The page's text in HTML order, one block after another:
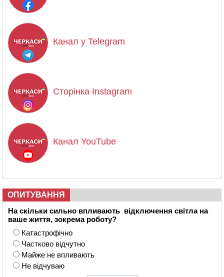
Канал у Telegram
Сторінка Instagram
Канал YouTube
ОПИТУВАННЯ
На скільки сильно впливають відключення світла на
ваше життя, зокрема роботу?
Катастрофічно
Частково відчутно
Майже не впливають
Не відчуваю